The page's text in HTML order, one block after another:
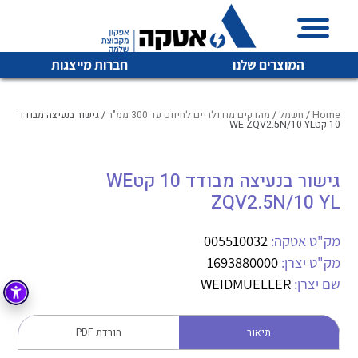
המוצרים שלנו חברות מייצגות
איכות | שרות | זמינות
אטקה בע”מ היא החברה הגדולה והמובילה בישראל בשיווק
מיתוג, בקרה , ואינסטלציה חשמלית ופעילה ב7 תחומים:
חשמל מיתוג ואינסטלציה חשמלית
קופסאות וארונות לחשמל, בקרה ואלקטרוניקה
לכל מוצרי היצרן לכל מוצרי היצרן
לכל מוצרי היצרן לכל מוצרי היצרן
Home
/ חשמל / מהדקים מודולריים לחיווט עד 300 ממ"ר / גישור בנעיצה מבודד
10 קטWE ZQV2.5N/10 YL
גישור בנעיצה מבודד 10 קטWE
ZQV2.5N/10 YL
מק"ט אטקה: 005510032
מק"ט יצרן: 1693880000
שם יצרן: WEIDMUELLER
תיאור הורדת PDF